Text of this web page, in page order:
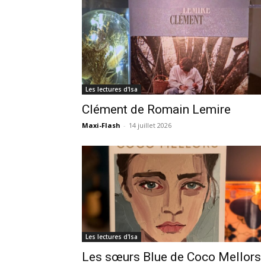
Les lectures d'Isa
Clément de Romain Lemire
Maxi-Flash - 14 juillet 2026
Les lectures d'Isa
Les sœurs Blue de Coco Mellors